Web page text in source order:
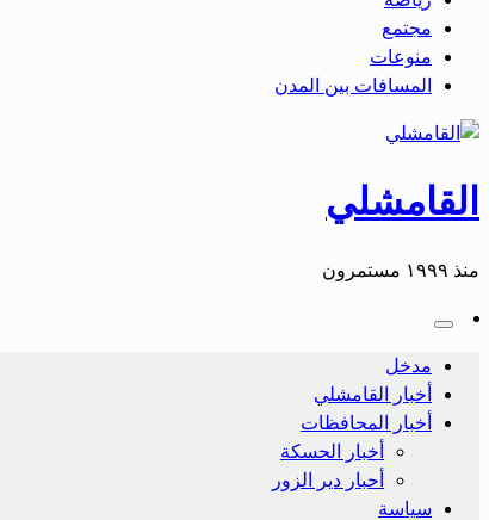
مجتمع
منوعات
المسافات بين المدن
القامشلي
منذ ١٩٩٩ مستمرون
مدخل
أخبار القامشلي
أخبار المحافظات
أخبار الحسكة
أحبار دير الزور
سياسة